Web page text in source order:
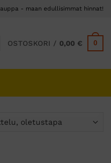
- maan edullisimmat hinnat!
OSTOSKORI / 0,00€ 0